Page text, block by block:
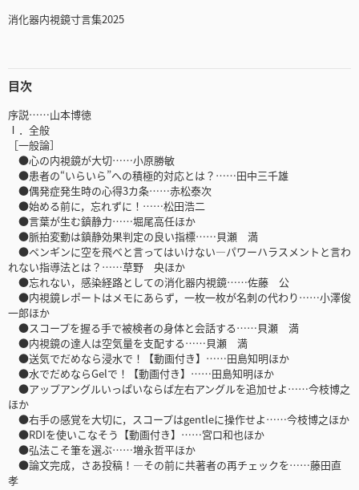
消化器内視鏡寸言集2025
目次
序説……山本博徳
Ⅰ．全般
［一般論］
●心の内視鏡が大切……小原勝敏
●患者の“いらいら”への積極的対応とは？……田中三千雄
●偶発症発生時の心得3カ条……赤松泰次
●始める前に，忘れずに！……松田浩二
●言葉が生む鎮静力……堀尾高任ほか
●脈拍変動は鎮静効果判定の良い指標……貝瀬 満
●ペンギンに空を飛べと言ってはいけない―パワーハラスメントと言わ
れない指導法とは？……草野 央ほか
●忘れない，感染経路としての消化器内視鏡……佐藤 公
●内視鏡レポートはメモにあらず，一枚一枚が名刺の代わり……小澤俊
一郎ほか
●スコープを握る手で被検者の身体と会話する……貝瀬 満
●内視鏡の達人は空気量を支配する……貝瀬 満
●送気でだめなら浸水で！【動画付き】……田島知明ほか
●水でだめならGelで！【動画付き】……田島知明ほか
●アップアングルいっぱいならば左右アングルを追加せよ……今枝博之
ほか
●右手の感覚を大切に，スコープはgentleに操作せよ……今枝博之ほか
●RDIを使いこなそう【動画付き】……宮口和也ほか
●弘法こそ筆を選ぶ……増永哲平ほか
●論文完成，さあ投稿！―その前に共著者の再チェックを……藤田直
孝